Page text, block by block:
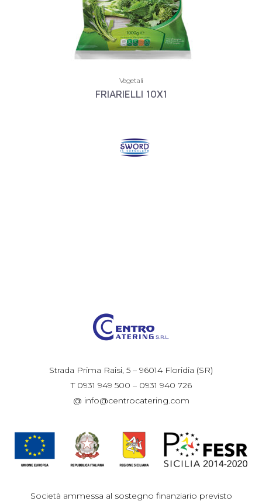
Vegetali
FRIARIELLI 10X1
Strada Prima Raisi, 5 – 96014 Floridia (SR)
T 0931 949 500 – 0931 940 726
@ info@centrocatering.com
Società ammessa al sostegno finanziario previsto